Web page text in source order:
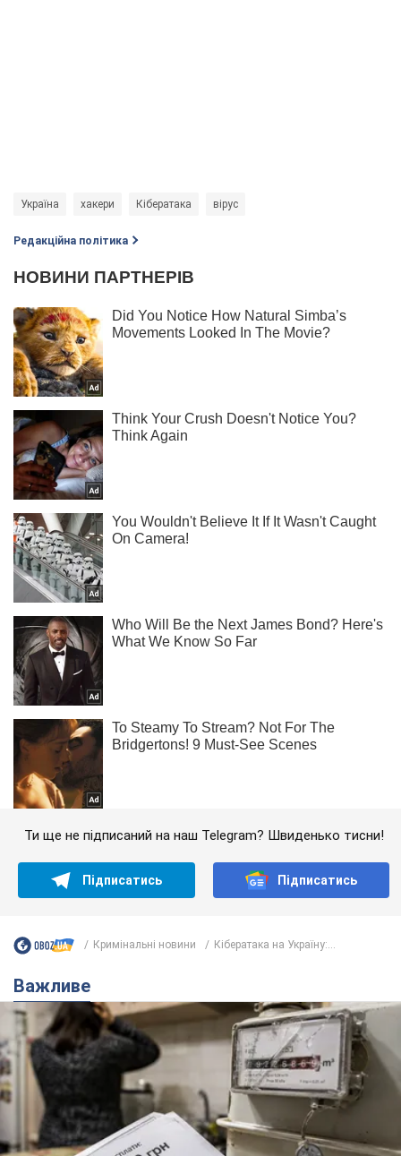
Україна хакери Кібератака вірус
Редакційна політика
Ти ще не підписаний на наш Telegram? Швиденько тисни!
Підписатись Підписатись
Кримінальні новини Кібератака на Україну:...
Важливе